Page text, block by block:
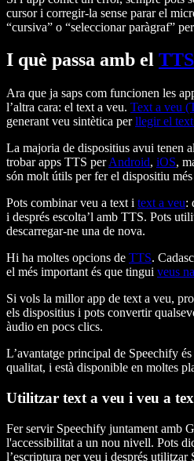
cursor i corregir-la sense parar el
“cursiva” o “seleccionar paràgraf”
I què passa amb el TTS
Ara que ja saps com funcionen les
l’altra cara: el text a veu. Text a veu
generant veu sintètica perllegir el
La majoria de dispositius avui tenen
trobar apps TTS perAndroid, iOS,
són molt útils per fer el dispositiu més
Pots combinar veu a text i text a veu:
i després escolta’l amb TTS. Pots
descarregar-ne una de nova.
Hi ha moltes opcions de TTS.
el més important és que tingui veus
Si vols la millor app de text a veu,
els dispositius i pots convertir
àudio en pocs clics.
L’avantatge principal de Speechify
qualitat, i està disponible en moltes
Utilitzar text a veu i veu a
Fer servir Speechify juntament amb
l'accessibilitat a un nou nivell. Pots
l’escriptura per veu i després utilitzar